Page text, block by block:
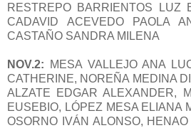
RESTREPO BARRIENTOS LUZ
CADAVID ACEVEDO PAOLA
CASTAÑO SANDRA MILENA
NOV.2: MESA VALLEJO ANA
CATHERINE, NOREÑA MEDINA
ALZATE EDGAR ALEXANDER,
EUSEBIO, LÓPEZ MESA ELIANA
OSORNO IVÁN ALONSO,